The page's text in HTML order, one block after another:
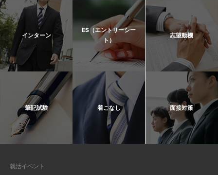
インターン
ES（エントリーシー
ト）
志望動機
筆記試験 着こなし 面接対策
就活イベント